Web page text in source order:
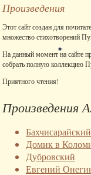
Произведения
Этот сайт создан для
множество стихотворений
На данный момент на сайте
собрать полную коллекцию
Приятного чтения!
Произведения
Домик в
Дубровский
Евгений